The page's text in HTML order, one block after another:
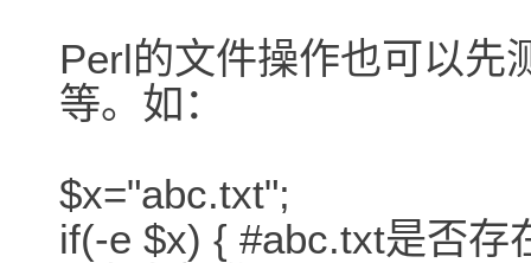
Perl的文件操作也可以先
等。如：
$x="abc.txt";
if(-e $x) { #abc.txt是否存